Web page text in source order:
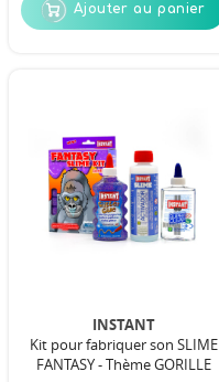
Ajouter au panier
INSTANT
Kit pour fabriquer son SLIME
FANTASY - Thème GORILLE